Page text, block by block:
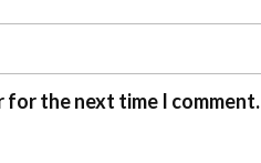
for the next time I comment.